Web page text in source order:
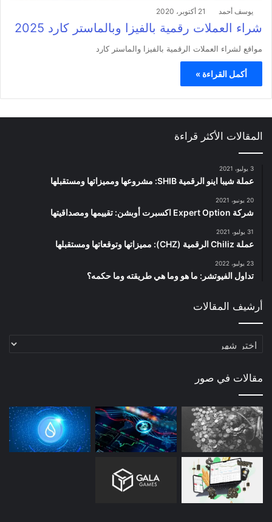
يوسف أحمد 21 أكتوبر، 2020
شراء العملات رقمية بالفيزا وبالماستر كارد 2025
مواقع لشراء العملات الرقمية بالفيزا والماستر كارد
أكمل القراءة »
المقالات الأكثر قراءة
3 يوليو، 2021
عملة شيبا اينو الرقمية SHIB: مشروعها ومميزاتها ومستقبلها
20 يونيو، 2021
شركة Expert Option اكسبرت أوبشن: تقييمها ومصداقيتها
31 يوليو، 2021
عملة Chiliz الرقمية (CHZ): مميزاتها وتوقعاتها ومستقبلها
23 يوليو، 2022
تداول الفيوتشر: ما هو وما هي طريقته وما حكمه؟
أرشيف المقالات
أرشيف
مقالات في صور